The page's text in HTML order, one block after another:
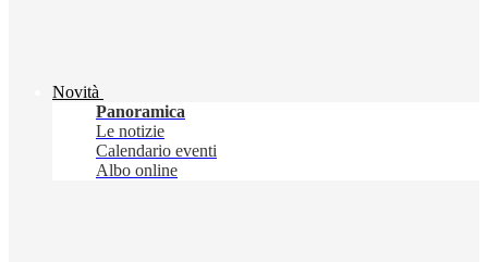
Novità
Panoramica
Le notizie
Calendario eventi
Albo online